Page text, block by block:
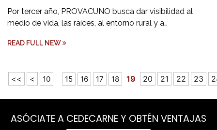
Por tercer año, PROVACUNO busca dar visibilidad al
medio de vida, las raíces, al entorno rural y a…
READ FULL NEW
<< < 10 15 16 17 18 19 20 21 22 23
ASÓCIATE A CEDECARNE Y OBTÉN VENTAJAS